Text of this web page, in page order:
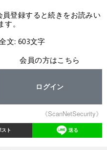
登録すると続きをお読みい
す。
文: 603文字
会員の方はこちら
ログイン
《ScanNetSecurity》
スト 送る